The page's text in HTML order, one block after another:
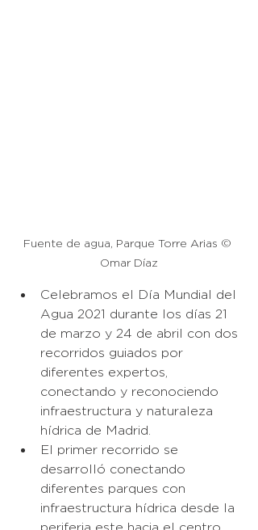
Fuente de agua, Parque Torre Arias ©
Omar Díaz
Celebramos el Día Mundial del
Agua 2021 durante los días 21
de marzo y 24 de abril con dos
recorridos guiados por
diferentes expertos,
conectando y reconociendo
infraestructura y naturaleza
hídrica de Madrid.
El primer recorrido se
desarrolló conectando
diferentes parques con
infraestructura hídrica desde la
periferia este hacia el centro